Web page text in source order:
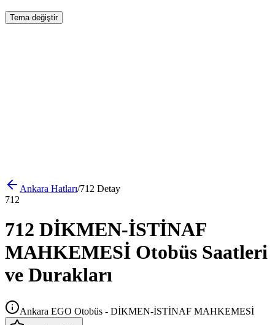
Tema değiştir
Ankara Hatları/712 Detay
712
712 DİKMEN-İSTİNAF
MAHKEMESİ Otobüs Saatleri
ve Durakları
Ankara EGO Otobüs - DİKMEN-İSTİNAF MAHKEMESİ